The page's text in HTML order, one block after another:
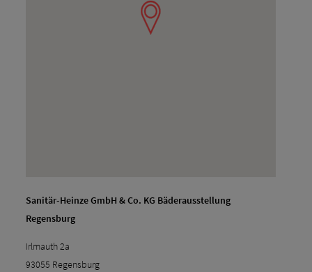
Sanitär-Heinze GmbH & Co. KG Bäderausstellung
Regensburg
Irlmauth 2a
93055 Regensburg